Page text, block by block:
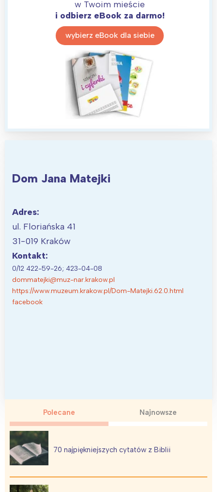
w Twoim mieście
i odbierz eBook za darmo!
wybierz eBook dla siebie
Dom Jana Matejki
Adres:
ul. Floriańska 41
31-019 Kraków
Kontakt:
0/12 422-59-26; 423-04-08
dommatejki@muz-nar.krakow.pl
https://www.muzeum.krakow.pl/Dom-Matejki.62.0.html
facebook
Polecane Najnowsze
70 najpiękniejszych cytatów z Biblii
Interesują mnie wydarzenia z
Warszawa
Poznań
Wrocław